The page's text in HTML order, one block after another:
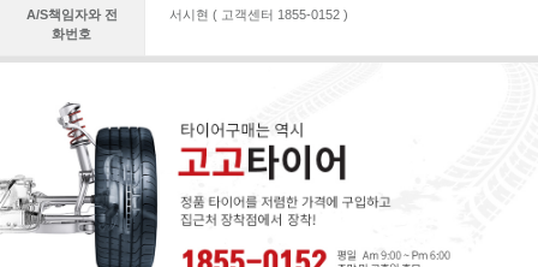
A/S책임자와 전
화번호
서시현 ( 고객센터 1855-0152 )